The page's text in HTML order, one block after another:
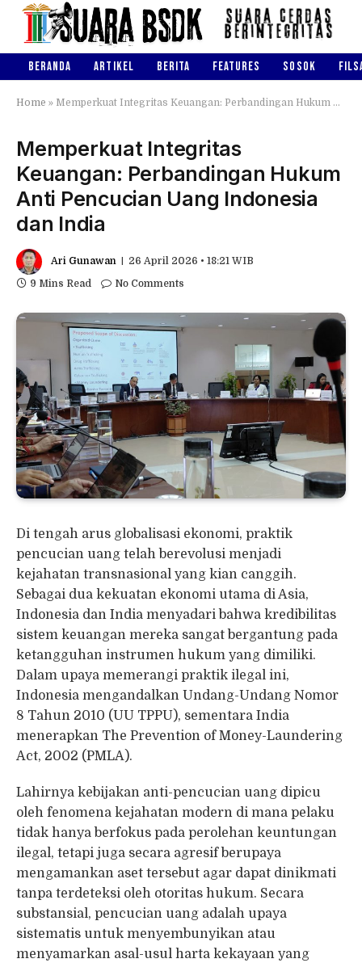
BERANDA ARTIKEL BERITA FEATURES SOSOK
Home » Memperkuat Integritas Keuangan: Perbandingan Hukum Anti Pencucian Uang Indonesia dan India
Memperkuat Integritas
Keuangan: Perbandingan Hukum
Anti Pencucian Uang Indonesia
dan India
Ari Gunawan
26 April 2026 • 18:21 WIB
9 Mins Read
No Comments
Di tengah arus globalisasi ekonomi, praktik
pencucian uang telah berevolusi menjadi
kejahatan transnasional yang kian canggih.
Sebagai dua kekuatan ekonomi utama di Asia,
Indonesia dan India menyadari bahwa kredibilitas
sistem keuangan mereka sangat bergantung pada
ketangguhan instrumen hukum yang dimiliki.
Dalam upaya memerangi praktik ilegal ini,
Indonesia mengandalkan Undang-Undang Nomor
8 Tahun 2010 (UU TPPU), sementara India
menerapkan The Prevention of Money-Laundering
Act, 2002 (PMLA).
Lahirnya kebijakan anti-pencucian uang dipicu
oleh fenomena kejahatan modern di mana pelaku
tidak hanya berfokus pada perolehan keuntungan
ilegal, tetapi juga secara agresif berupaya
mengamankan aset tersebut agar dapat dinikmati
tanpa terdeteksi oleh otoritas hukum. Secara
substansial, pencucian uang adalah upaya
sistematis untuk menyembunyikan atau
menyamarkan asal-usul harta kekayaan yang